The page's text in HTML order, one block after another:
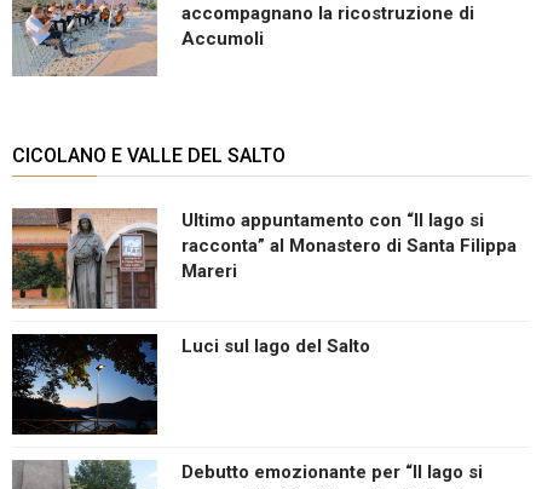
accompagnano la ricostruzione di
Accumoli
CICOLANO E VALLE DEL SALTO
Ultimo appuntamento con “Il lago si
racconta” al Monastero di Santa Filippa
Mareri
Luci sul lago del Salto
Debutto emozionante per “Il lago si